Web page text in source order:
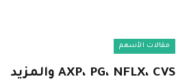
مقالات الأسهم
AXP، PG، NFLX، CVS والمزيد